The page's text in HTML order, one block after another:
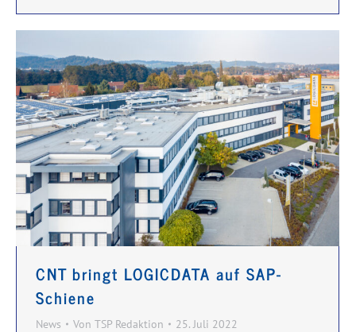
CNT bringt LOGICDATA auf SAP-
Schiene
News Von TSP Redaktion 25. Juli 2022